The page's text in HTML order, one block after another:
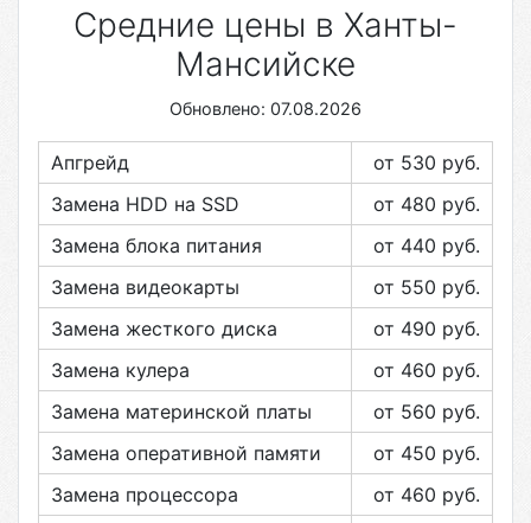
Средние цены в Ханты-
Мансийске
Обновлено: 07.08.2026
Апгрейд от 530 руб.
Замена HDD на SSD
от 480 руб.
Замена блока питания
от 440 руб.
Замена видеокарты
от 550 руб.
Замена жесткого диска
от 490 руб.
Замена кулера
от 460 руб.
Замена материнской платы
от 560 руб.
Замена оперативной памяти
от 450 руб.
Замена процессора
от 460 руб.